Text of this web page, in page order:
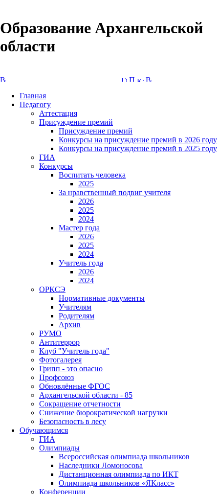
Образование Архангельской
области
Главная
Педагогу
Аттестация
Присуждение премий
Присуждение премий
Конкурсы на присуждение премий в 2026 году
Конкурсы на присуждение премий в 2025 году
ГИА
Конкурсы
Воспитать человека
2025
За нравственный подвиг учителя
2026
2025
2024
Мастер года
2026
2025
2024
Учитель года
2026
2024
ОРКСЭ
Нормативные документы
Учителям
Родителям
Архив
РУМО
Антитеррор
Клуб "Учитель года"
Фотогалерея
Грипп - это опасно
Профсоюз
Обновлённые ФГОС
Архангельской области - 85
Сокращение отчетности
Снижение бюрократической нагрузки
Безопасность в лесу
Обучающимся
ГИА
Олимпиады
Всероссийская олимпиада школьников
Наследники Ломоносова
Дистанционная олимпиада по ИКТ
Олимпиада школьников «ЯКласс»
Конференции